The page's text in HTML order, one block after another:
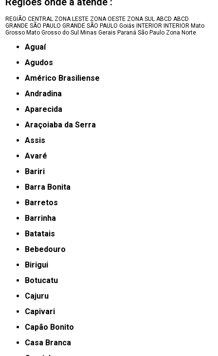
REGIÃO CENTRAL ZONA LESTE ZONA OESTE ZONA SUL ABCD ABCD
GRANDE SÃO PAULO GRANDE SÃO PAULO Goiás INTERIOR INTERIOR Mato
Grosso Mato Grosso do Sul Minas Gerais Paraná São Paulo Zona Norte
Aguaí
Agudos
Américo Brasiliense
Andradina
Aparecida
Araçoiaba da Serra
Assis
Avaré
Bariri
Barra Bonita
Barretos
Barrinha
Batatais
Bebedouro
Birigui
Botucatu
Cajuru
Capivari
Capão Bonito
Casa Branca